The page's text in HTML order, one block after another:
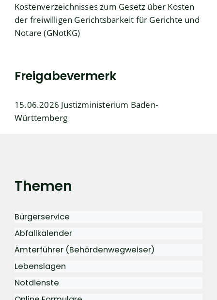
Kostenverzeichnisses zum Gesetz über Kosten
der freiwilligen Gerichtsbarkeit für Gerichte und
Notare (GNotKG)
Freigabevermerk
15.06.2026 Justizministerium Baden-
Württemberg
Themen
Bürgerservice
Abfallkalender
Ämterführer (Behördenwegweiser)
Lebenslagen
Notdienste